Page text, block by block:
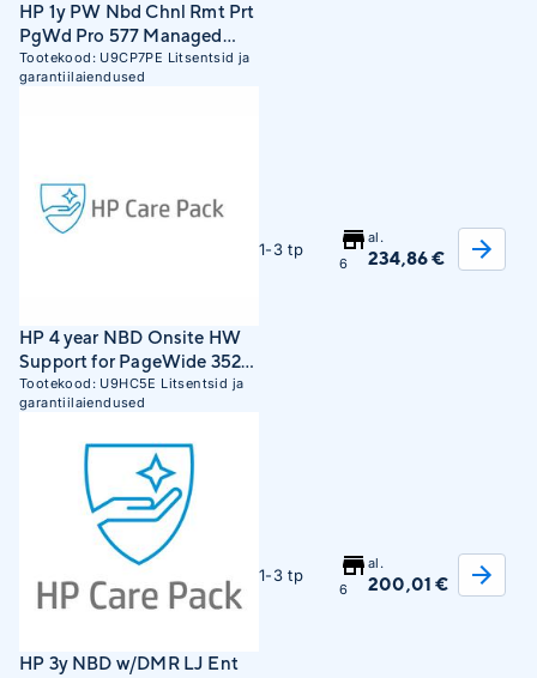
HP 1y PW Nbd Chnl Rmt Prt
PgWd Pro 577 Managed
SVC (U9CP7PE)
Tootekood: U9CP7PE Litsentsid ja
garantiilaiendused
HP 4 year NBD Onsite HW
Support for PageWide 352
(U9HC5E)
Tootekood: U9HC5E Litsentsid ja
garantiilaiendused
1-3 tp
6
al.
234,86 €
HP 3y NBD w/DMR LJ Ent
1-3 tp
6
al.
200,01 €